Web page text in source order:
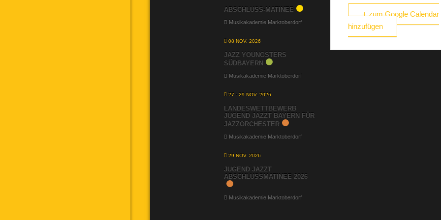
ABSCHLUSS-MATINEE
Musikakademie Marktoberdorf
08 NOV. 2026
JAZZ YOUNGSTERS
SÜDBAYERN
Musikakademie Marktoberdorf
27 - 29 NOV. 2026
LANDESWETTBEWERB
JUGEND JAZZT BAYERN FÜR
JAZZORCHESTER
Musikakademie Marktoberdorf
29 NOV. 2026
JUGEND JAZZT
ABSCHLUSSMATINEE 2026
Musikakademie Marktoberdorf
+ zum Google Calendar
hinzufügen